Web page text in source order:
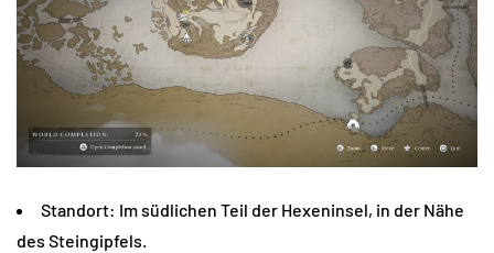
Standort: Im südlichen Teil der Hexeninsel, in der Nähe
des Steingipfels.